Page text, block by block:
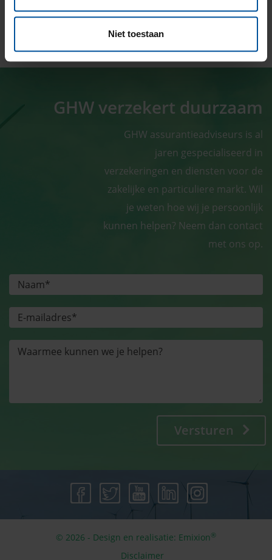
Niet toestaan
Ik doe mee!
GHW verzekert duurzaam
GHW assurantieadviseurs is al
jaren gespecialiseerd in
verzekeringen en diensten voor de
zakelijke en particuliere markt. Wil
je weten hoe wij je persoonlijk
kunnen helpen? Neem dan contact
met ons op.
Versturen
© 2026 - Design en realisatie: Emixion®
Disclaimer